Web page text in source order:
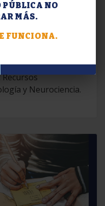
NO
MÁS.
FUNCIONA.
2026.
en el
y Neurociencia.